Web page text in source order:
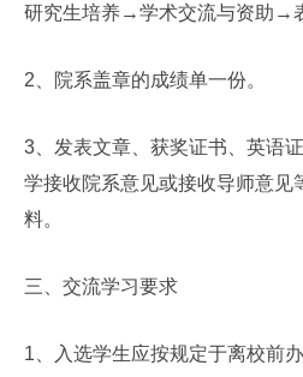
研究生培养→学术交流与资助 →
2 、院系盖章的成绩单一份。
3 、发表文章、获奖证书、英语
学接收院系意见或接收导师意见
料。
三、交流学习要求
1 、入选学生应按规定于离校前